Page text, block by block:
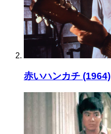
赤いハンカチ (1964)